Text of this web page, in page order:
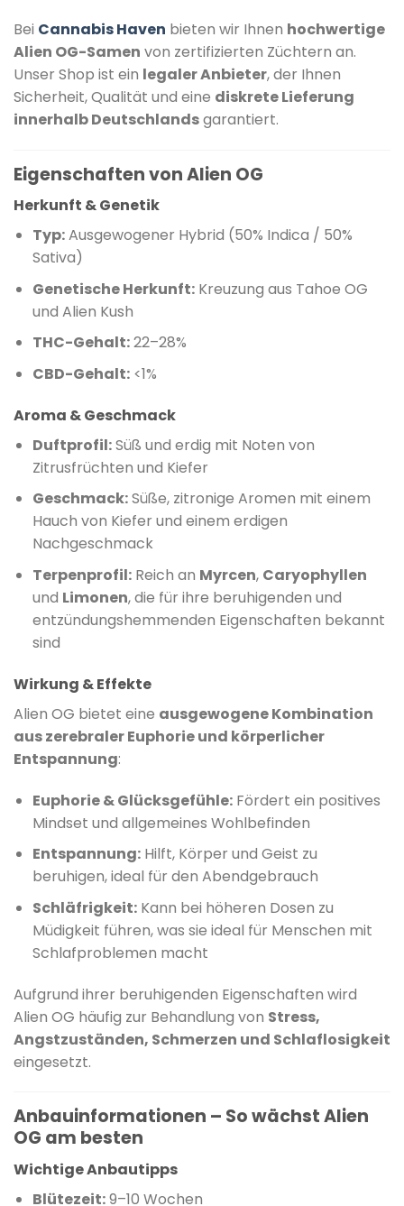
Bei Cannabis Haven bieten wir Ihnen hochwertige
Alien OG-Samen von zertifizierten Züchtern an.
Unser Shop ist ein legaler Anbieter, der Ihnen
Sicherheit, Qualität und eine diskrete Lieferung
innerhalb Deutschlandsgarantiert.
Eigenschaften von Alien OG
Herkunft & Genetik
Typ:Ausgewogener Hybrid (50% Indica / 50%
Sativa)
Genetische Herkunft: Kreuzung aus Tahoe OG
und Alien Kush
THC-Gehalt:22–28%
CBD-Gehalt: <1%
Aroma & Geschmack
Duftprofil:Süß und erdig mit Noten von
Zitrusfrüchten und Kiefer
Geschmack:Süße, zitronige Aromen mit einem
Hauch von Kiefer und einem erdigen
Nachgeschmack
Terpenprofil: Reich an Myrcen, Caryophyllen
und Limonen, die für ihre beruhigenden und
entzündungshemmenden Eigenschaften bekannt
sind
Wirkung & Effekte
Alien OG bietet eine ausgewogene Kombination
aus zerebraler Euphorie und körperlicher
Entspannung:
Euphorie & Glücksgefühle: Fördert ein positives
Mindset und allgemeines Wohlbefinden
Entspannung: Hilft, Körper und Geist zu
beruhigen, ideal für den Abendgebrauch
Schläfrigkeit: Kann bei höheren Dosen zu
Müdigkeit führen, was sie ideal für Menschen mit
Schlafproblemen macht
Aufgrund ihrer beruhigenden Eigenschaften wird
Alien OG häufig zur Behandlung von Stress,
Angstzuständen, Schmerzen und Schlaflosigkeit
eingesetzt.
Anbauinformationen – So wächst Alien
OG am besten
Wichtige Anbautipps
Blütezeit:9–10 Wochen